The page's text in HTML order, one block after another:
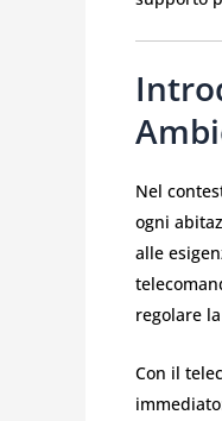
Nel
ogni
alle
regolare
Con il